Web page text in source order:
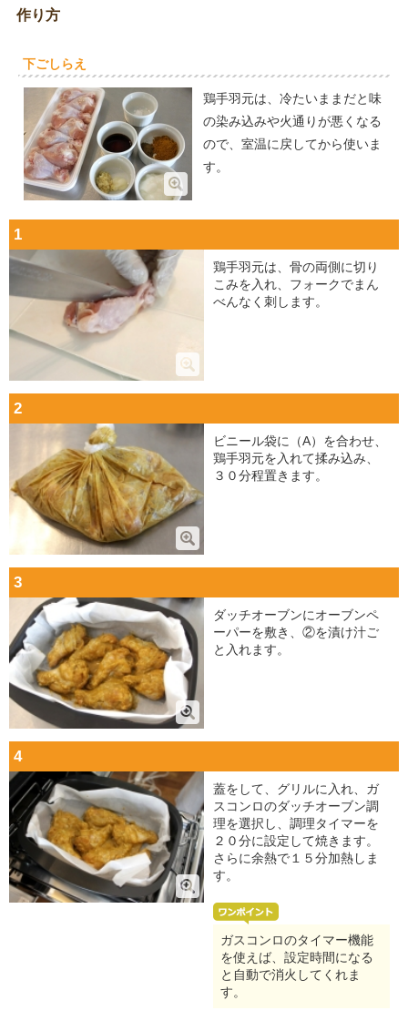
作り方
下ごしらえ
鶏手羽元は、冷たいままだと味
の染み込みや火通りが悪くなる
ので、室温に戻してから使いま
す。
1
鶏手羽元は、骨の両側に切り
こみを入れ、フォークでまん
べんなく刺します。
2
ビニール袋に（A）を合わせ、
鶏手羽元を入れて揉み込み、
３０分程置きます。
3
ダッチオーブンにオーブンペ
ーパーを敷き、②を漬け汁ご
と入れます。
4
蓋をして、グリルに入れ、ガ
スコンロのダッチオーブン調
理を選択し、調理タイマーを
２０分に設定して焼きます。
さらに余熱で１５分加熱しま
す。
ガスコンロのタイマー機能
を使えば、設定時間になる
と自動で消火してくれま
す。